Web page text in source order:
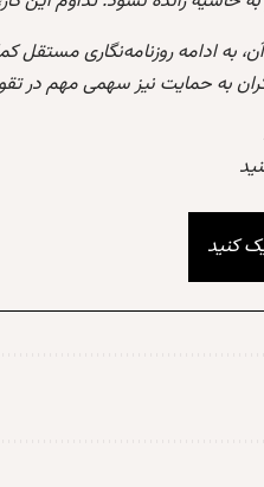
به ادامه روزنامه‌نگاری
به حمایت نیز سهمی مهم در
کنید